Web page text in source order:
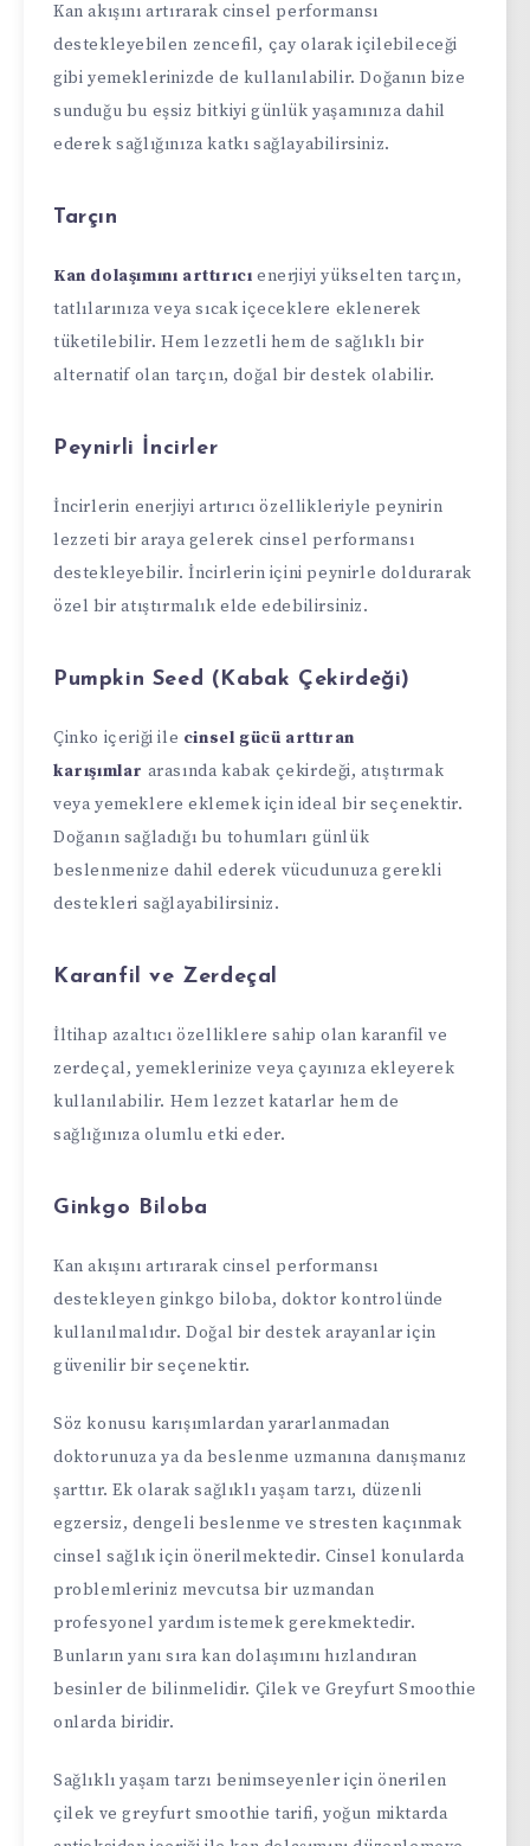
Kan akışını artırarak cinsel performansı
destekleyebilen zencefil, çay olarak içilebileceği
gibi yemeklerinizde de kullanılabilir. Doğanın bize
sunduğu bu eşsiz bitkiyi günlük yaşamınıza dahil
ederek sağlığınıza katkı sağlayabilirsiniz.
Tarçın
Kan dolaşımını arttırıcı enerjiyi yükselten tarçın,
tatlılarınıza veya sıcak içeceklere eklenerek
tüketilebilir. Hem lezzetli hem de sağlıklı bir
alternatif olan tarçın, doğal bir destek olabilir.
Peynirli İncirler
İncirlerin enerjiyi artırıcı özellikleriyle peynirin
lezzeti bir araya gelerek cinsel performansı
destekleyebilir. İncirlerin içini peynirle doldurarak
özel bir atıştırmalık elde edebilirsiniz.
Pumpkin Seed (Kabak Çekirdeği)
Çinko içeriği ile cinsel gücü arttıran
karışımlar arasında kabak çekirdeği, atıştırmak
veya yemeklere eklemek için ideal bir seçenektir.
Doğanın sağladığı bu tohumları günlük
beslenmenize dahil ederek vücudunuza gerekli
destekleri sağlayabilirsiniz.
Karanfil ve Zerdeçal
İltihap azaltıcı özelliklere sahip olan karanfil ve
zerdeçal, yemeklerinize veya çayınıza ekleyerek
kullanılabilir. Hem lezzet katarlar hem de
sağlığınıza olumlu etki eder.
Ginkgo Biloba
Kan akışını artırarak cinsel performansı
destekleyen ginkgo biloba, doktor kontrolünde
kullanılmalıdır. Doğal bir destek arayanlar için
güvenilir bir seçenektir.
Söz konusu karışımlardan yararlanmadan
doktorunuza ya da beslenme uzmanına danışmanız
şarttır. Ek olarak sağlıklı yaşam tarzı, düzenli
egzersiz, dengeli beslenme ve stresten kaçınmak
cinsel sağlık için önerilmektedir. Cinsel konularda
problemleriniz mevcutsa bir uzmandan
profesyonel yardım istemek gerekmektedir.
Bunların yanı sıra kan dolaşımını hızlandıran
besinler de bilinmelidir. Çilek ve Greyfurt Smoothie
onlarda biridir.
Sağlıklı yaşam tarzı benimseyenler için önerilen
çilek ve greyfurt smoothie tarifi, yoğun miktarda